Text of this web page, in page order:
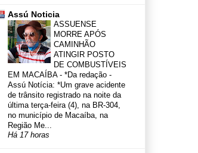
Assú Noticia
ASSUENSE
MORRE APÓS
CAMINHÃO
ATINGIR POSTO
DE COMBUSTÍVEIS
EM MACAÍBA - *Da redação -
Assú Notícia: *Um grave acidente
de trânsito registrado na noite da
última terça-feira (4), na BR-304,
no município de Macaíba, na
Região Me...
Há 17 horas